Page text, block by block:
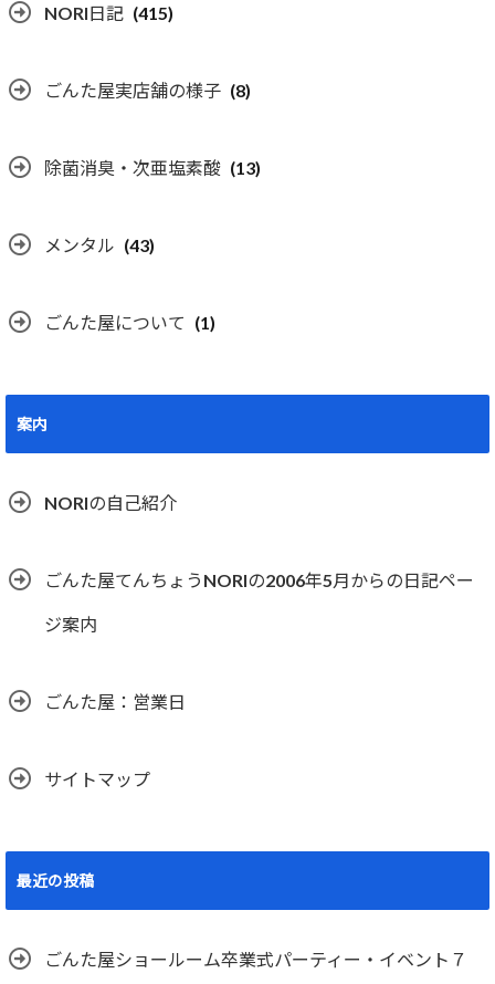
NORI日記 (415)
ごんた屋実店舗の様子 (8)
除菌消臭・次亜塩素酸 (13)
メンタル (43)
ごんた屋について (1)
案内
NORIの自己紹介
ごんた屋てんちょうNORIの2006年5月からの日記ペー
ジ案内
ごんた屋：営業日
サイトマップ
最近の投稿
ごんた屋ショールーム卒業式パーティー・イベント７